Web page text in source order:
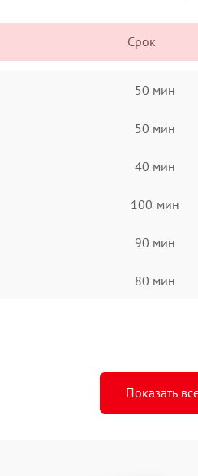
Срок
50 мин
50 мин
40 мин
100 мин
90 мин
80 мин
Показать